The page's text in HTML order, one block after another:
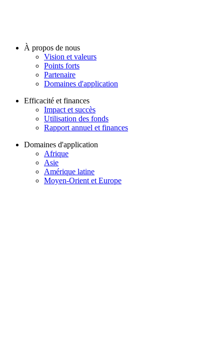
À propos de nous
Vision et valeurs
Points forts
Partenaire
Domaines d'application
Efficacité et finances
Impact et succès
Utilisation des fonds
Rapport annuel et finances
Domaines d'application
Afrique
Asie
Amérique latine
Moyen-Orient et Europe